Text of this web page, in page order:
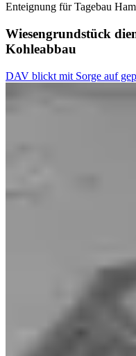
Enteignung für Tagebau
Wiesengrundstück
Kohleabbau
DAV blickt mit Sorge auf